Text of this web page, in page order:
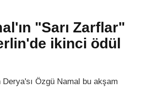
"Sarı Zarflar"
ikinci ödül
Özgü Namal bu akşam